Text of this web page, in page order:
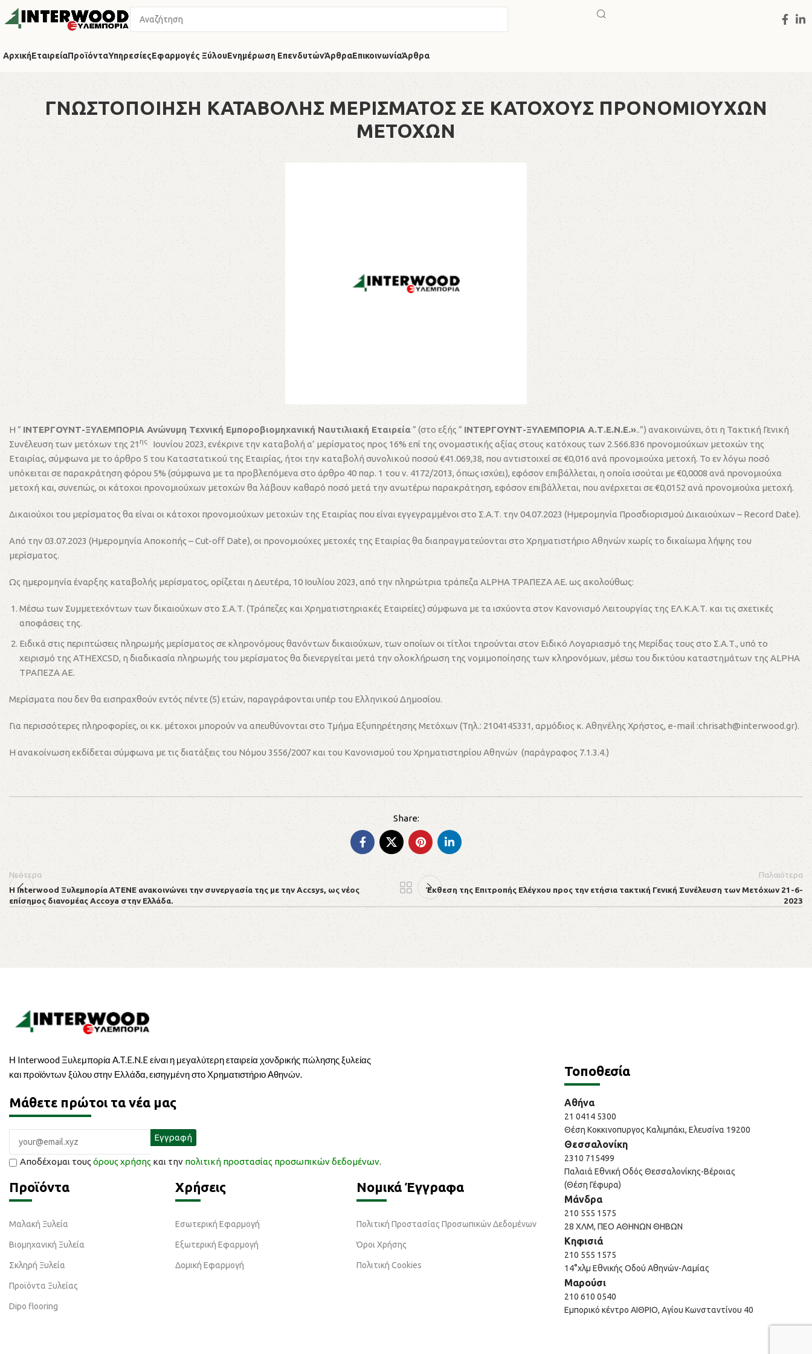
ΑρχικήΕταιρείαΠροϊόνταΥπηρεσίεςΕφαρμογές ΞύλουΕνημέρωση ΕπενδυτώνΆρθραΕπικοινωνίαΆρθρα
ΓΝΩΣΤΟΠΟΙΗΣΗ ΚΑΤΑΒΟΛΗΣ ΜΕΡΙΣΜΑΤΟΣ ΣΕ ΚΑΤΟΧΟΥΣ ΠΡΟΝΟΜΙΟΥΧΩΝ
ΜΕΤΟΧΩΝ
Η ”ΙΝΤΕΡΓΟΥΝΤ-ΞΥΛΕΜΠΟΡΙΑ Ανώνυμη Τεχνική Εμποροβιομηχανική Ναυτιλιακή Εταιρεία” (στο εξής ”ΙΝΤΕΡΓΟΥΝΤ-ΞΥΛΕΜΠΟΡΙΑ Α.Τ.Ε.Ν.Ε.»..”) ανακοινώνει, ότι η Τακτική Γενική
Συνέλευση των μετόχων της 21ης Ιουνίου 2023, ενέκρινε την καταβολή α’ μερίσματος προς 16% επί της ονομαστικής αξίας στους κατόχους των 2.566.836 προνομιούχων μετοχών της
Εταιρίας, σύμφωνα με το άρθρο 5 του Καταστατικού της Εταιρίας, ήτοι την καταβολή συνολικού ποσού €41.069,38, που αντιστοιχεί σε €0,016 ανά προνομιούχα μετοχή. Το εν λόγω ποσό
υπόκειται σε παρακράτηση φόρου 5% (σύμφωνα με τα προβλεπόμενα στο άρθρο 40 παρ. 1 του ν. 4172/2013, όπως ισχύει), εφόσον επιβάλλεται, η οποία ισούται με €0,0008 ανά προνομιούχα
μετοχή και, συνεπώς, οι κάτοχοι προνομιούχων μετοχών θα λάβουν καθαρό ποσό μετά την ανωτέρω παρακράτηση, εφόσον επιβάλλεται, που ανέρχεται σε €0,0152 ανά προνομιούχα μετοχή.
Δικαιούχοι του μερίσματος θα είναι οι κάτοχοι προνομιούχων μετοχών της Εταιρίας που είναι εγγεγραμμένοι στο Σ.Α.Τ. την 04.07.2023 (Ημερομηνία Προσδιορισμού Δικαιούχων – Record Date).
Από την 03.07.2023 (Ημερομηνία Αποκοπής – Cut-off Date), οι προνομιούχες μετοχές της Εταιρίας θα διαπραγματεύονται στο Χρηματιστήριο Αθηνών χωρίς το δικαίωμα λήψης του
μερίσματος.
Ως ημερομηνία έναρξης καταβολής μερίσματος, ορίζεται η Δευτέρα, 10 Ιουλίου 2023, από την πληρώτρια τράπεζα ALPHA ΤΡΑΠΕΖΑ ΑΕ. ως ακολούθως:
Μέσω των Συμμετεχόντων των δικαιούχων στο Σ.Α.Τ. (Τράπεζες και Χρηματιστηριακές Εταιρείες) σύμφωνα με τα ισχύοντα στον Κανονισμό Λειτουργίας της ΕΛ.Κ.Α.Τ. και τις σχετικές
αποφάσεις της.
Ειδικά στις περιπτώσεις πληρωμής μερίσματος σε κληρονόμους θανόντων δικαιούχων, των οποίων οι τίτλοι τηρούνται στον Ειδικό Λογαριασμό της Μερίδας τους στο Σ.Α.Τ., υπό το
χειρισμό της ATHEXCSD, η διαδικασία πληρωμής του μερίσματος θα διενεργείται μετά την ολοκλήρωση της νομιμοποίησης των κληρονόμων, μέσω του δικτύου καταστημάτων της ALPHA
ΤΡΑΠΕΖΑ ΑΕ.
Μερίσματα που δεν θα εισπραχθούν εντός πέντε (5) ετών, παραγράφονται υπέρ του Ελληνικού Δημοσίου.
Για περισσότερες πληροφορίες, οι κκ. μέτοχοι μπορούν να απευθύνονται στο Τμήμα Εξυπηρέτησης Μετόχων (Τηλ.: 2104145331, αρμόδιος κ. Αθηνέλης Χρήστος, e-mail :chrisath@interwood.gr).
Η ανακοίνωση εκδίδεται σύμφωνα με τις διατάξεις του Νόμου 3556/2007 και του Κανονισμού του Χρηματιστηρίου Αθηνών (παράγραφος 7.1.3.4.)
Νεότερα
Η Interwood Ξυλεμπορία ΑΤΕΝΕ ανακοινώνει την συνεργασία της με την Accsys, ως νέος
επίσημος διανομέας Accoya στην Ελλάδα.
Παλαιότερα
Έκθεση της Επιτροπής Ελέγχου προς την ετήσια τακτική Γενική Συνέλευση των Μετόχων 21-6-
2023
Η Interwood Ξυλεμπορία A.T.E.N.E είναι η μεγαλύτερη εταιρεία χονδρικής πώλησης ξυλείας
και προϊόντων ξύλου στην Ελλάδα, εισηγμένη στο Χρηματιστήριο Αθηνών.
Μάθετε πρώτοι τα νέα μας
Αποδέχομαι τους όρους χρήσης και την πολιτική προστασίας προσωπικών δεδομένων.
Προϊόντα
Μαλακή Ξυλεία
Βιομηχανική Ξυλεία
Σκληρή Ξυλεία
Προϊόντα Ξυλείας
Dipo flooring
Χρήσεις
Εσωτερική Εφαρμογή
Εξωτερική Εφαρμογή
Δομική Εφαρμογή
Νομικά Έγγραφα
Πολιτική Προστασίας Προσωπικών Δεδομένων
Όροι Χρήσης
Πολιτική Cookies
Τοποθεσία
Αθήνα
21 0414 5300
Θέση Κοκκινοπυργος Καλιμπάκι, Ελευσίνα 19200
Θεσσαλονίκη
2310 715499
Παλαιά Εθνική Οδός Θεσσαλονίκης-Βέροιας
(Θέση Γέφυρα)
Μάνδρα
210 555 1575
28 ΧΛΜ, ΠΕΟ ΑΘΗΝΩΝ ΘΗΒΩΝ
Κηφισιά
210 555 1575
14°χλμ Εθνικής Οδού Αθηνών-Λαμίας
Μαρούσι
210 610 0540
Εμπορικό κέντρο ΑΙΘΡΙΟ, Αγίου Κωνσταντίνου 40